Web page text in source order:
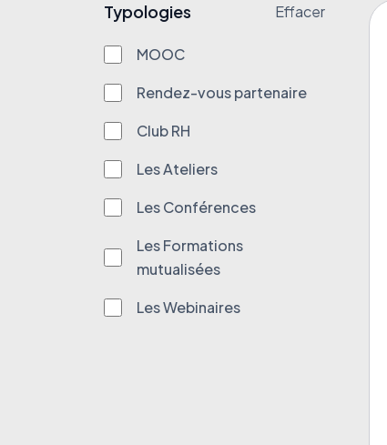
Typologies Effacer
MOOC
Rendez-vous partenaire
Club RH
Les Ateliers
Les Conférences
Les Formations
mutualisées
Les Webinaires